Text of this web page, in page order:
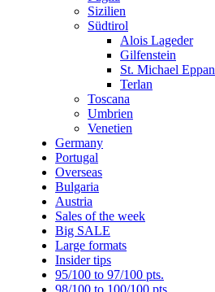
Sizilien
Südtirol
Alois Lageder
Gilfenstein
St. Michael Eppan
Terlan
Toscana
Umbrien
Venetien
Germany
Portugal
Overseas
Bulgaria
Austria
Sales of the week
Big SALE
Large formats
Insider tips
95/100 to 97/100 pts.
98/100 to 100/100 pts.